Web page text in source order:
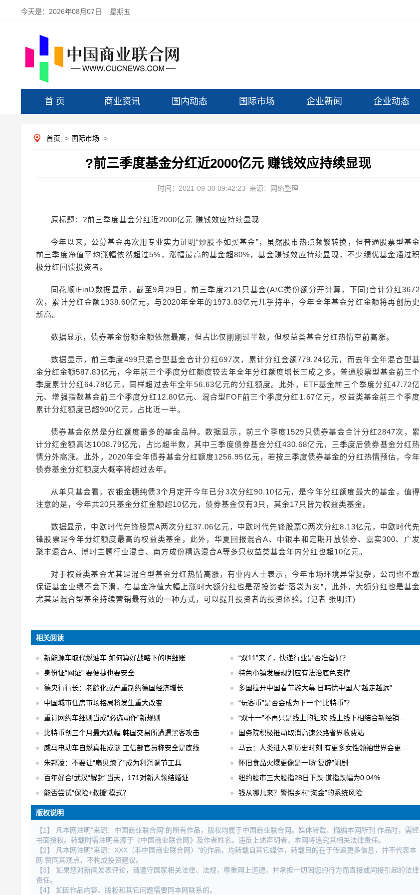
今天是： 2026年08月07日 星期五
首 页 商业资讯 国内动态 国际市场 企业新闻 企业动态
首页 > 国际市场 >
?前三季度基金分红近2000亿元 赚钱效应持续显现
时间：2021-09-30 09:42:23 来源：网络整理
原标题：?前三季度基金分红近2000亿元 赚钱效应持续显现
今年以来，公募基金再次用专业实力证明“炒股不如买基金”，虽然股市热点频繁转换，但普通股票型基金
前三季度净值平均涨幅依然超过5%，涨幅最高的基金超80%，基金赚钱效应持续显现，不少绩优基金通过积
极分红回馈投资者。
同花顺iFinD数据显示，截至9月29日，前三季度2121只基金(A/C类份额分开计算，下同)合计分红3672
次，累计分红金额1938.60亿元，与2020年全年的1973.83亿元几乎持平，今年全年基金分红金额将再创历史
新高。
数据显示，债券基金份额金额依然最高，但占比仅刚刚过半数，但权益类基金分红热情空前高涨。
数据显示，前三季度499只混合型基金合计分红697次，累计分红金额779.24亿元，而去年全年混合型基
金分红金额587.83亿元，今年前三个季度分红额度较去年全年分红额度增长三成之多。普通股票型基金前三个
季度累计分红64.78亿元，同样超过去年全年56.63亿元的分红额度。此外，ETF基金前三个季度分红47.72亿
元、增强指数基金前三个季度分红12.80亿元、混合型FOF前三个季度分红1.67亿元，权益类基金前三个季度
累计分红额度已超900亿元，占比近一半。
债券基金依然是分红额度最多的基金品种。数据显示，前三个季度1529只债券基金合计分红2847次，累
计分红金额高达1008.79亿元，占比超半数，其中三季度债券基金分红430.68亿元，三季度后债券基金分红热
情分外高涨。此外，2020年全年债券基金分红额度1256.95亿元，若按三季度债券基金的分红热情预估，今年
债券基金分红额度大概率将超过去年。
从单只基金看，农银金穗纯债3个月定开今年已分3次分红90.10亿元，是今年分红额度最大的基金，值得
注意的是，今年共20只基金分红金额超10亿元，债券基金仅有3只，其余17只皆为权益类基金。
数据显示，中欧时代先锋股票A两次分红37.06亿元，中欧时代先锋股票C两次分红8.13亿元，中欧时代先
锋股票是今年分红额度最高的权益类基金，此外，华夏回报混合A、中银丰和定期开放债券、嘉实300、广发
聚丰混合A、博时主题行业混合、南方成份精选混合A等多只权益类基金年内分红也超10亿元。
对于权益类基金尤其是混合型基金分红热情高涨，有业内人士表示，今年市场环境异常复杂，公司也不敢
保证基金业绩不会下滑，在基金净值大幅上涨时大额分红也是帮投资者“落袋为安”，此外，大额分红也是基金
尤其是混合型基金持续营销最有效的一种方式，可以提升投资者的投资体验。(记者 张明江)
相关阅读
新能源车取代燃油车 如何算好战略下的明细账
“双11”来了，快递行业是否准备好？
身份证“网证” 要便捷也要安全
特色小镇发展规划应有法治底色支撑
德央行行长：老龄化或严重制约德国经济增长
多国拉开中国春节游大幕 日韩忧中国人"越走越远"
中国城市住房市场格局将发生重大改变
“玩客币”是否会成为下一个“比特币”？
重订网约车细则当成“必选动作”新规则
“双十一”不再只是线上的狂欢 线上线下相结合新经销模式
比特币创三个月最大跌幅 韩国交易所遭遇黑客攻击
国务院积极推动取消高速公路省界收费站
威马电动车自燃真相成谜 工信部官员称安全是底线
马云：人类进入新历史时刻 有更多女性领袖世界会更美好
朱邦凌：不要让“扇贝跑了”成为利润调节工具
怀旧食品火爆更像是一场“复辟”闹剧
百年好合!武汉“解封”当天，171对新人领结婚证
纽约股市三大股指28日下跌 道指跌幅为0.04%
能否尝试“保险+救援”模式？
钱从哪儿来？警惕乡村“淘金”的系统风险
版权说明
【1】 凡本网注明"来源：中国商业联合网"的所有作品，版权均属于中国商业联合网。媒体转载、摘编本网所刊 作品时，需经
书面授权。转载时需注明来源于《中国商业联合网》及作者姓名。违反上述声明者，本网将追究其相关法律责任。
【2】 凡本网注明"来源：XXX（非中国商业联合网）"的作品，均转载自其它媒体，转载目的在于传递更多信息，并不代表本
网 赞同其观点，不构成投资建议。
【3】 如果您对新闻发表评论，请遵守国家相关法律、法规，尊重网上道德，并承担一切因您的行为而直接或间接引起的法律
责任。
【4】 如因作品内容、版权和其它问题需要同本网联系的。